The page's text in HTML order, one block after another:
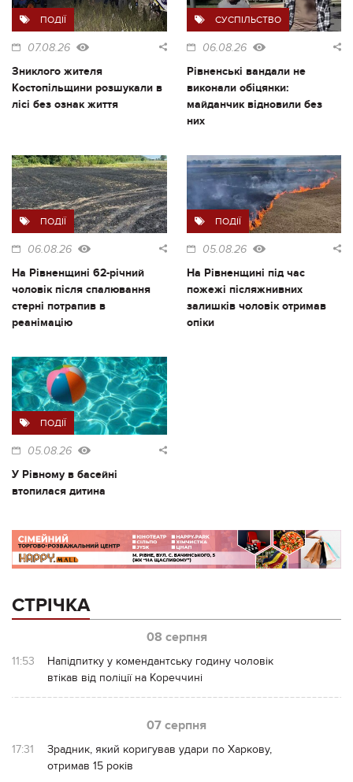
ПОДІЇ
07.08.26
Зниклого жителя
Костопільщини розшукали в
лісі без ознак життя
СУСПІЛЬСТВО
06.08.26
Рівненські вандали не
виконали обіцянки:
майданчик відновили без
них
ПОДІЇ
06.08.26
На Рівненщині 62-річний
чоловік після спалювання
стерні потрапив в
реанімацію
ПОДІЇ
05.08.26
На Рівненщині під час
пожежі післяжнивних
залишків чоловік отримав
опіки
ПОДІЇ
05.08.26
У Рівному в басейні
втопилася дитина
СТРІЧКА
08 серпня
11:53
Напідпитку у комендантську годину чоловік
втікав від поліції на Кореччині
07 серпня
17:31
Зрадник, який коригував удари по Харкову,
отримав 15 років